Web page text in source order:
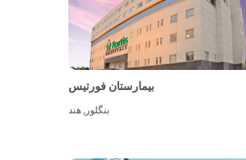
بیمارستان فورتیس
بنگلور,هند